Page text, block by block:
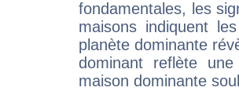
fondamentales, les
maisons indiquent
planète dominante
dominant reflète
maison dominante